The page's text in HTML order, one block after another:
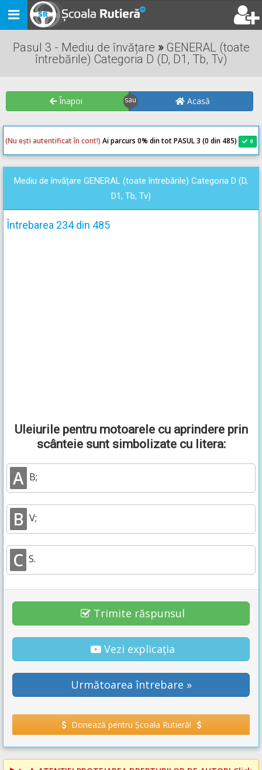
Toggle
navigation
Pasul 3 - Mediu de învățare »GENERAL (toate
întrebările) Categoria D (D, D1, Tb, Tv)
Înapoi Acasă
(Nu ești autentificat în cont!) Ai parcurs 0% din tot PASUL 3 (0 din 485) 0
Mediu de învățare GENERAL (toate întrebările) Categoria D (D,
D1, Tb, Tv)
Întrebarea 234 din 485
Uleiurile pentru motoarele cu aprindere prin
scânteie sunt simbolizate cu litera:
A B;
B V;
C S.
Trimite răspunsul
Vezi explicația
Următoarea întrebare »
Donează pentru Școala Rutieră!